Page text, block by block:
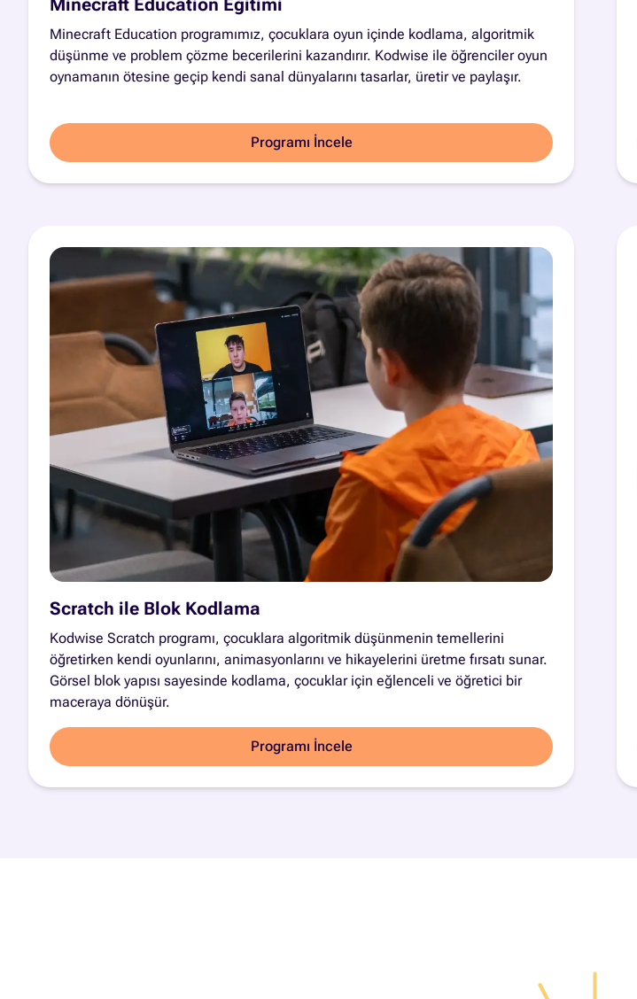
Minecraft Education programımız, çocuklara oyun içinde kodlama, algoritmik
düşünme ve problem çözme becerilerini kazandırır. Kodwise ile öğrenciler oyun
oynamanın ötesine geçip kendi sanal dünyalarını tasarlar, üretir ve paylaşır.
Programı İncele
Scratch ile Blok Kodlama
Kodwise Scratch programı, çocuklara algoritmik düşünmenin temellerini
öğretirken kendi oyunlarını, animasyonlarını ve hikayelerini üretme fırsatı sunar.
Görsel blok yapısı sayesinde kodlama, çocuklar için eğlenceli ve öğretici bir
maceraya dönüşür.
Programı İncele